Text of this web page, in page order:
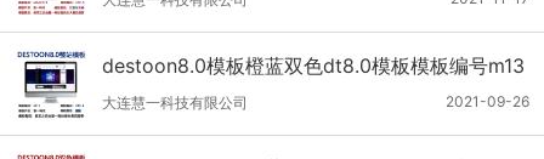
destoon8.0模板橙蓝双色dt8.0模板模板编号m13
dt8
2021-09-26
大连慧一科技有限公司